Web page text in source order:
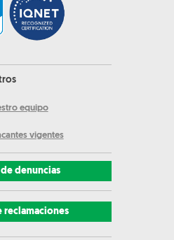
equipo
vigentes
de denuncias
reclamaciones